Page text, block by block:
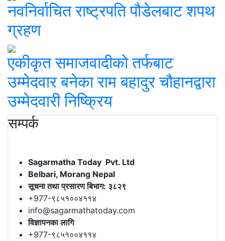
नवनिर्वाचित राष्ट्रपति पौडेलबाट शपथ
ग्रहण
एकीकृत समाजवादीको तर्फबाट
उम्मेदवार बनेका राम बहादुर चौहानद्वारा
उम्मेदवारी निष्क्रिय
सम्पर्क
Sagarmatha Today Pvt. Ltd
Belbari, Morang Nepal
सूचना तथा प्रसारण बिभाग: ३८२९
+977-९८५१००४११४
info@sagarmathatoday.com
विज्ञापनका लागि
+977-९८५१००४११४